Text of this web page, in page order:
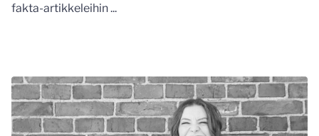
fakta-artikkeleihin ...